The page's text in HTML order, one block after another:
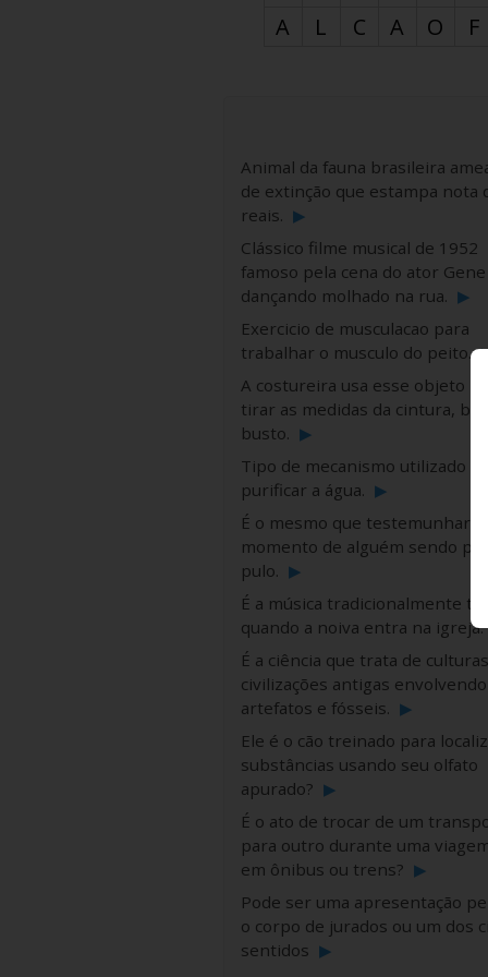
A
L C A O F
Animal da fauna brasileira
de extinção que estampa nota
reais. ▶
Clássico filme musical de 1952
famoso pela cena do ator
dançando molhado na rua. ▶
Exercicio de musculacao para
trabalhar o musculo do peito.
A costureira usa esse objeto
tirar as medidas da cintura,
busto. ▶
Tipo de mecanismo utilizado
purificar a água. ▶
É o mesmo que testemunhar o
momento de alguém sendo
pulo. ▶
É a música tradicionalmente
quando a noiva entra na igreja.
É a ciência que trata de
civilizações antigas envolvendo
artefatos e fósseis. ▶
Ele é o cão treinado para
substâncias usando seu olfato
apurado? ▶
É o ato de trocar de um
para outro durante uma
em ônibus ou trens? ▶
Pode ser uma apresentação
o corpo de jurados ou um dos
sentidos ▶